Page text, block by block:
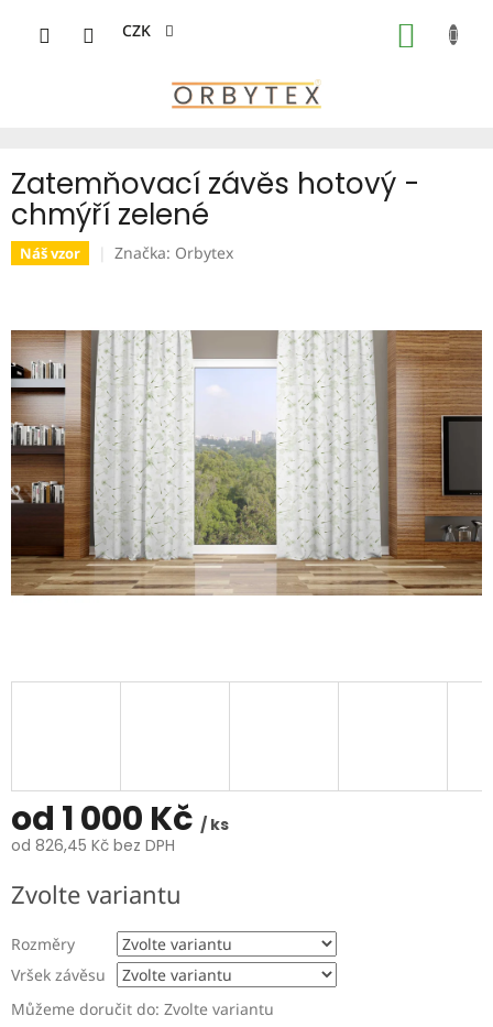
CZK
Zatemňovací závěs hotový -
chmýří zelené
Náš vzor Značka: Orbytex
od 1 000 Kč / ks
od 826,45 Kč bez DPH
cena:
Zvolte variantu
Rozměry
Vršek závěsu
Můžeme doručit do: Zvolte variantu